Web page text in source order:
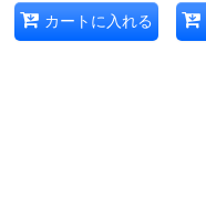
カートに入れる